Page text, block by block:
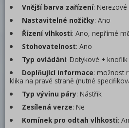
REDFOX
Vnější barva zařízení: Nerezové
Nastavitelné nožičky: Ano
Řízení vlhkosti: Ano, nepřímé
Stohovatelnost: Ano
Typ ovládání: Dotykové + knoflík
Doplňující informace: možnost
klika na pravé straně (nutné
Typ vývinu páry: Nástřik
Zesílená verze: Ne
Komínek pro odtah vlhkosti: